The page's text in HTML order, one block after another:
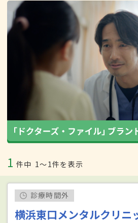
1 件中 1〜1件を表示
診療時間外
横浜東口メンタルクリニ